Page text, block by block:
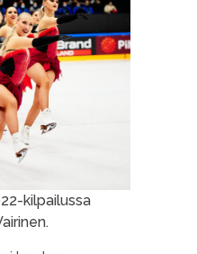
kilpailussa